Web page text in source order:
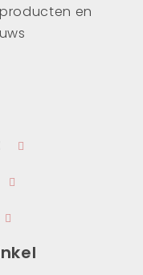
en